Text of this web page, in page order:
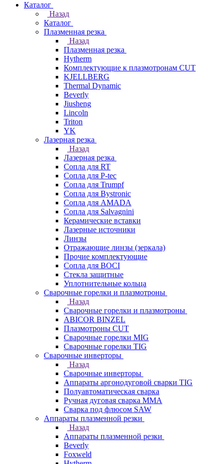
Каталог
Назад
Каталог
Плазменная резка
Назад
Плазменная резка
Hytherm
Комплектующие к плазмотронам CUT
KJELLBERG
Thermal Dynamic
Beverly
Jiusheng
Lincoln
Triton
YK
Лазерная резка
Назад
Лазерная резка
Сопла для RT
Сопла для P-tec
Сопла для Trumpf
Сопла для Bystronic
Сопла для AMADA
Сопла для Salvagnini
Керамические вставки
Лазерные источники
Линзы
Отражающие линзы (зеркала)
Прочие комплектующие
Сопла для BOCI
Стекла защитные
Уплотнительные кольца
Сварочные горелки и плазмотроны
Назад
Сварочные горелки и плазмотроны
ABICOR BINZEL
Плазмотроны CUT
Сварочные горелки MIG
Сварочные горелки TIG
Сварочные инверторы
Назад
Сварочные инверторы
Аппараты аргонодуговой сварки TIG
Полуавтоматическая сварка
Ручная дуговая сварка MMA
Сварка под флюсом SAW
Аппараты плазменной резки
Назад
Аппараты плазменной резки
Beverly
Foxweld